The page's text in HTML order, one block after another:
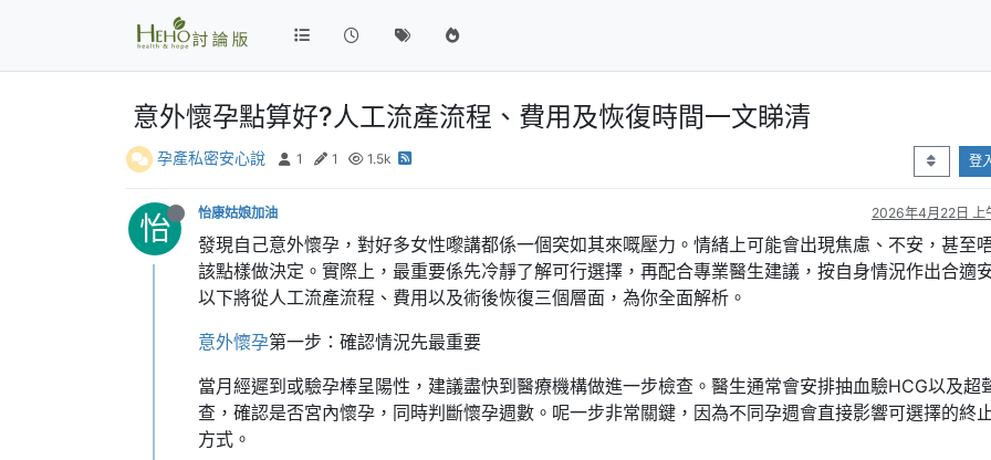
意外懷孕點算好?人工流產流程、費用及恢復時間一文睇清
孕產私密安心說 1 1 1.5k 登
怡 怡康姑娘加油 2026年4月22日 上
發現自己意外懷孕，對好多女性嚟講都係一個突如其來嘅壓力。情緒上可能會出現焦慮、不安，甚至
該點樣做決定。實際上，最重要係先冷靜了解可行選擇，再配合專業醫生建議，按自身情況作出合適
以下將從人工流產流程、費用以及術後恢復三個層面，為你全面解析。
意外懷孕第一步：確認情況先最重要
當月經遲到或驗孕棒呈陽性，建議盡快到醫療機構做進一步檢查。醫生通常會安排抽血驗HCG以及超
查，確認是否宮內懷孕，同時判斷懷孕週數。呢一步非常關鍵，因為不同孕週會直接影響可選擇的終
方式。